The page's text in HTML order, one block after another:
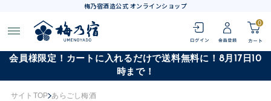
梅乃宿酒造公式 オンラインショップ
0
会員様限定！カートに入れるだけで送料無料に！8月17日10
時まで！
サイトTOP あらごし梅酒